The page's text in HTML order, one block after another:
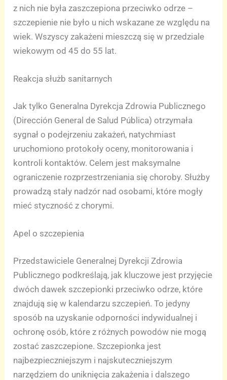
z nich nie była zaszczepiona przeciwko odrze –
szczepienie nie było u nich wskazane ze względu na
wiek. Wszyscy zakażeni mieszczą się w przedziale
wiekowym od 45 do 55 lat.
Reakcja służb sanitarnych
Jak tylko Generalna Dyrekcja Zdrowia Publicznego
(Dirección General de Salud Pública) otrzymała
sygnał o podejrzeniu zakażeń, natychmiast
uruchomiono protokoły oceny, monitorowania i
kontroli kontaktów. Celem jest maksymalne
ograniczenie rozprzestrzeniania się choroby. Służby
prowadzą stały nadzór nad osobami, które mogły
mieć styczność z chorymi.
Apel o szczepienia
Przedstawiciele Generalnej Dyrekcji Zdrowia
Publicznego podkreślają, jak kluczowe jest przyjęcie
dwóch dawek szczepionki przeciwko odrze, które
znajdują się w kalendarzu szczepień. To jedyny
sposób na uzyskanie odporności indywidualnej i
ochronę osób, które z różnych powodów nie mogą
zostać zaszczepione. Szczepionka jest
najbezpieczniejszym i najskuteczniejszym
narzędziem do uniknięcia zakażenia i dalszego